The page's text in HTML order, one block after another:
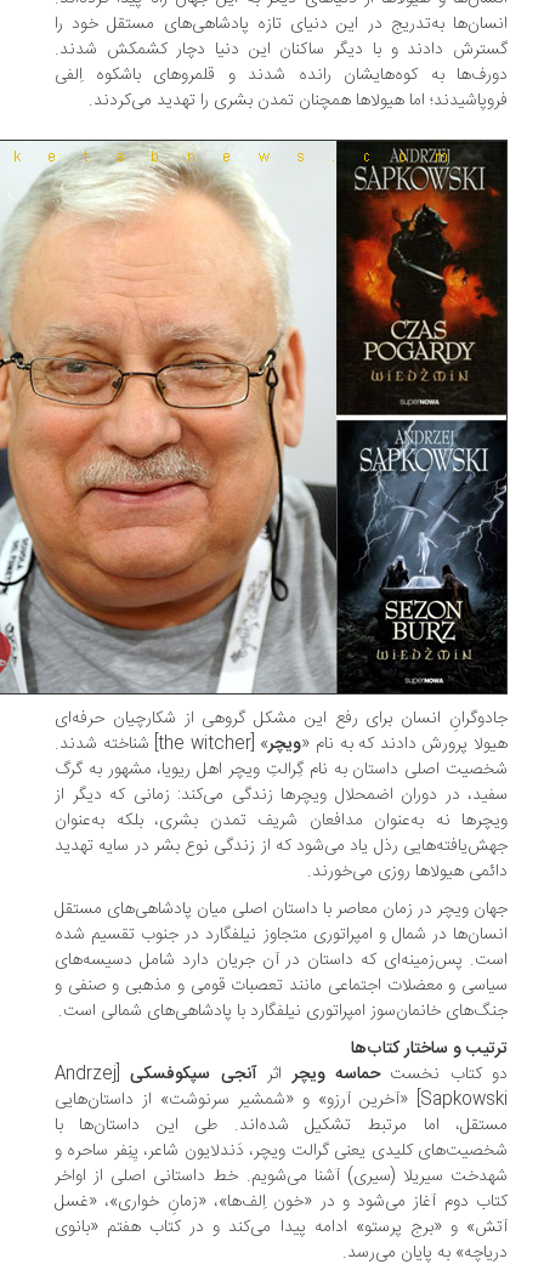
به‌تدریج در این دنیای تازه پادشاهی‌های مستقل خود را
دادند و با دیگر ساکنان این دنیا دچار کشمکش شدند.
به کوه‌هایشان رانده شدند و قلمروهای باشکوه اِلفی
اما هیولاها همچنان تمدن بشری را تهدید می‌کردند.
انسان برای رفع این مشکل گروهی از شکارچیان حرفه‌ای
پرورش دادند که به نام «ویچر
» [the witcher] شناخته ‌شدند.
اصلی داستان به نام گِرالتِ ویچر اهل ریویا، مشهور به گرگ
در دوران اضمحلال ویچرها زندگی می‌کند: زمانی که دیگر از
نه به‌عنوان مدافعان شریف تمدن بشری، بلکه به‌عنوان
رذل یاد می‌شود که از زندگی نوع بشر در سایه‌ تهدید
هیولاها روزی می‌خورند.
ویچر در زمان معاصر با داستان اصلی میان پادشاهی‌های مستقل
در شمال و امپراتوری متجاوز نیلفگارد در جنوب تقسیم شده
پس‌زمینه‌ای که داستان در آن جریان دارد شامل دسیسه‌های
و معضلات اجتماعی مانند تعصبات قومی و مذهبی و صنفی و
خانمان‌سوز امپراتوری نیلفگارد با پادشاهی‌های شمالی است.
و ساختار کتاب‌ها
کتاب نخستحماسه‌ ویچراثرآنجی سپکوفسکی [Andrzej
Sapkowski] «آخرین آرزو» و «شمشیر سرنوشت» از داستان‌هایی
اما مرتبط تشکیل شده‌اند. طی این داستان‌ها با
کلیدی یعنی گرالت ویچر، دَندلایون شاعر، یِنِفر ساحره و
سیریلا (سیری) آشنا می‌شویم. خط داستانی اصلی از اواخر
دوم آغاز می‌شود و در «خون اِلف‌ها»، «زمانِ خواری»، «غسل
و «برج پرستو» ادامه پیدا می‌کند و در کتاب هفتم «بانوی
به پایان می‌رسد.